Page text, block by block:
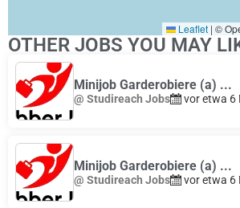
Leaflet | ©
OTHER JOBS YOU MAY
Minijob Garderobiere (a) ...
@ Studireach Jobs vor etwa 6
Minijob Garderobiere (a) ...
@ Studireach Jobs vor etwa 6